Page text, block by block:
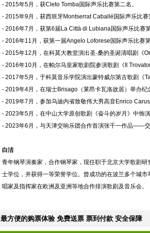
- 2015年5月，获Cleto Tomba国际声乐比赛第二名。
- 2015年9月，获西班牙Montserrat Caballé国际声乐比赛
- 2016年7月，获第6届La Città di Lubiana国际声乐比赛第
- 2016年11月，获第一届Angelo Loforese国际声乐比赛第
- 2015年12月，在科莫大教堂演出圣·桑的圣诞清唱剧《
- 2016年10月，在帕尔马皇家歌剧院参演歌剧《Il
- 2017年5月，于科莫音乐学院演出蒙特威尔第古歌剧《
- 2019年4月，在瑞士Brisago（莱昂卡瓦洛故居）举办
- 2019年7月，参加乌迪内省致敬伟大男高音Enrico
- 2023年5月，在中山大学原创歌剧《奋斗的岁月》中饰演
- 2023年6月，与天津交响乐团合作首演张千一作品——交
白洁
青年钢琴演奏家，合作钢琴家，现任职于北京大学歌剧
士学位，并获得一等荣誉学位。曾成功的在波兰多个城
唱家及指挥家在欧洲及亚洲等地合作排演歌剧及音乐会。
最方便的购票体验 免费送票 票到付款 安全保障